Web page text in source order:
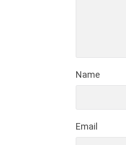
Name
Email